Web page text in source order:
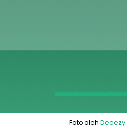
Foto oleh Deeezy